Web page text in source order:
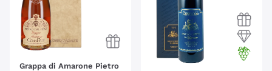
Grappa di Amarone Pietro